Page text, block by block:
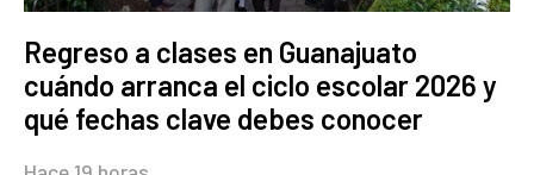
Regreso a clases en Guanajuato
cuándo arranca el ciclo escolar 2026 y
qué fechas clave debes conocer